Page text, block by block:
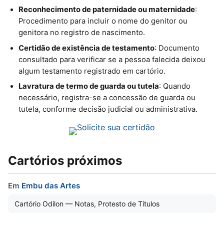
Reconhecimento de paternidade ou maternidade:
Procedimento para incluir o nome do genitor ou
genitora no registro de nascimento.
Certidão de existência de testamento: Documento
consultado para verificar se a pessoa falecida deixou
algum testamento registrado em cartório.
Lavratura de termo de guarda ou tutela: Quando
necessário, registra-se a concessão de guarda ou
tutela, conforme decisão judicial ou administrativa.
Cartórios próximos
Em Embu das Artes
Cartório Odilon — Notas, Protesto de Títulos